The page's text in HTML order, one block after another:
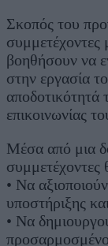
Σκοπός του
συμμετέχοντες
βοηθήσουν να
στην εργασία
αποδοτικότητά
επικοινωνίας
Μέσα από μια
• Να
υποστήριξης
• Να